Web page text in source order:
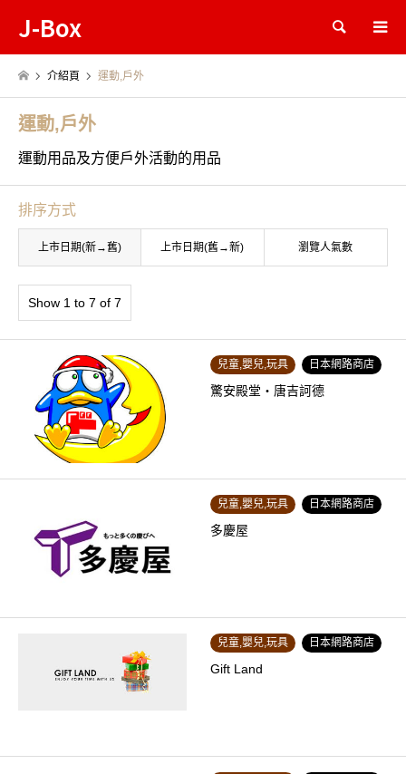
J-Box Search
介紹頁 運動,戶外
運動,戶外
運動用品及方便戶外活動的用品
排序方式
上市日期(新→舊) 上市日期(舊→新) 瀏覽人氣數
Show 1 to 7 of 7
兒童,嬰兒,玩具 日本網路商店
驚安殿堂・唐吉訶德
兒童,嬰兒,玩具 日本網路商店
多慶屋
兒童,嬰兒,玩具 日本網路商店
Gift Land